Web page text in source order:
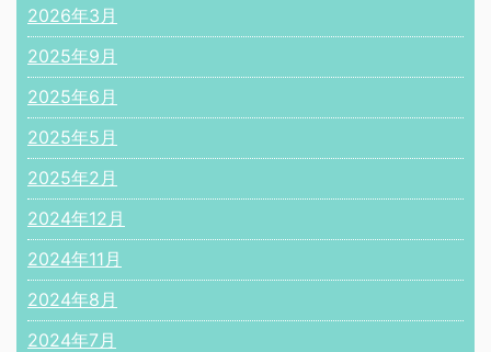
2026年3月
2025年9月
2025年6月
2025年5月
2025年2月
2024年12月
2024年11月
2024年8月
2024年7月